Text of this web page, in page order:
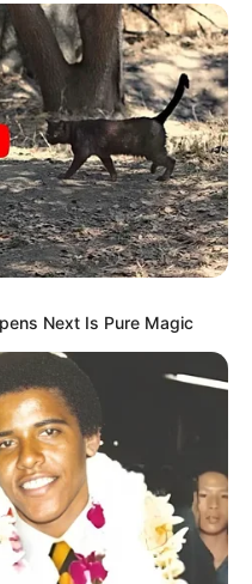
Next Is Pure Magic